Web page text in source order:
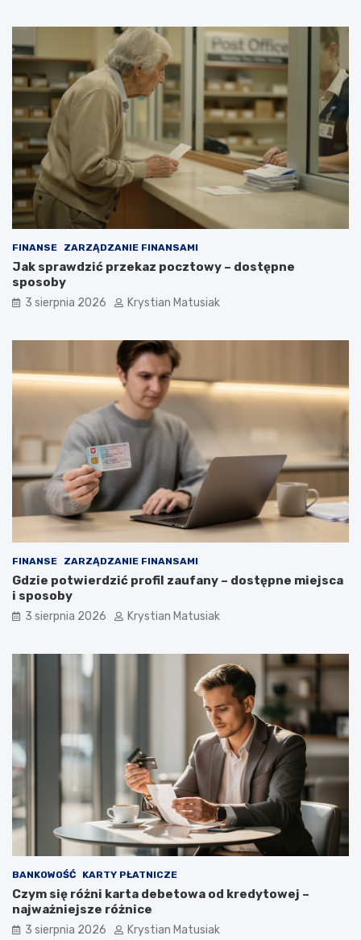
FINANSE ZARZĄDZANIE FINANSAMI
Jak sprawdzić przekaz pocztowy – dostępne
sposoby
3 sierpnia 2026 Krystian Matusiak
FINANSE ZARZĄDZANIE FINANSAMI
Gdzie potwierdzić profil zaufany – dostępne miejsca
i sposoby
3 sierpnia 2026 Krystian Matusiak
BANKOWOŚĆ KARTY PŁATNICZE
Czym się różni karta debetowa od kredytowej –
najważniejsze różnice
3 sierpnia 2026 Krystian Matusiak